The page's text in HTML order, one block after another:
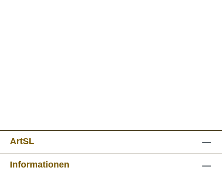
ArtSL
Informationen